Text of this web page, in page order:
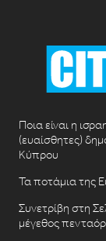
Ποια είναι η
(ευαίσθητες)
Κύπρου
Τα ποτάμια της
Συνετρίβη στη
μέγεθος